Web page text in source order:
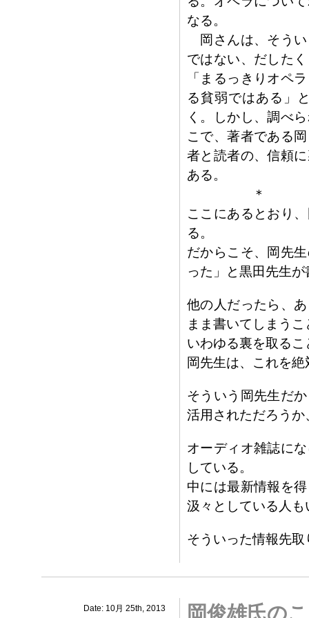
なる。
岡さんは、そうい
ではない、だした
「まるっきりオペ
る貧弱ではある」
く。しかし、調べ
こで、著者である
者と読者の、信頼
ある。
＊
ここにあるとおり
る。
だからこそ、岡先
った」と黒田先生
他の人だったら、
まま書いてしまう
いわゆる裏を取る
岡先生は、これを
そういう岡先生だ
活用されただろう
オーディオ雑誌に
している。
中には最新情報を
汲々としている人
そういった情報先
Date: 10月 25th, 2013 岡俊雄氏の